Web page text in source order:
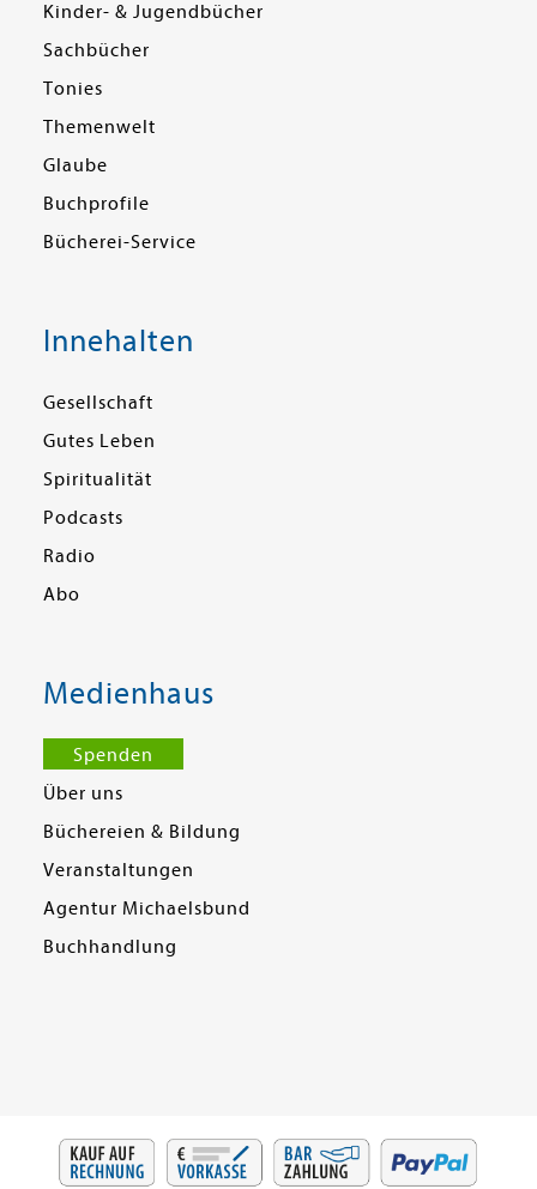
Kinder- & Jugendbücher
Sachbücher
Tonies
Themenwelt
Glaube
Buchprofile
Bücherei-Service
Innehalten
Gesellschaft
Gutes Leben
Spiritualität
Podcasts
Radio
Abo
Medienhaus
Spenden
Über uns
Büchereien & Bildung
Veranstaltungen
Agentur Michaelsbund
Buchhandlung